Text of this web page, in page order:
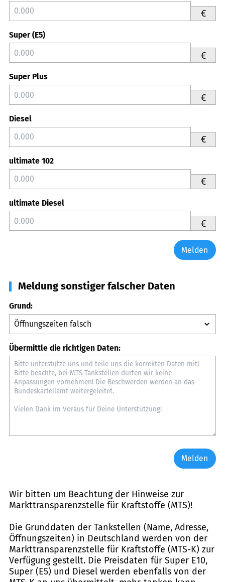
€
Super (E5)
€
Super Plus
€
Diesel
€
ultimate 102
€
ultimate Diesel
€
Melden
Meldung sonstiger falscher Daten
Grund:
Übermittle die richtigen Daten:
Melden
Wir bitten um Beachtung der Hinweise zur
Markttransparenzstelle für Kraftstoffe (MTS)!
Die Grunddaten der Tankstellen (Name, Adresse,
Öffnungszeiten) in Deutschland werden von der
Markttransparenzstelle für Kraftstoffe (MTS-K) zur
Verfügung gestellt. Die Preisdaten für Super E10,
Super (E5) und Diesel werden ebenfalls von der